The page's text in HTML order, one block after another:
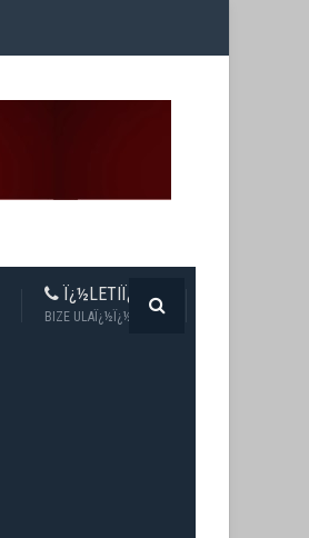
Ï¿½LETIÏ¿½IM
BIZE ULAÏ¿½Ï¿½N